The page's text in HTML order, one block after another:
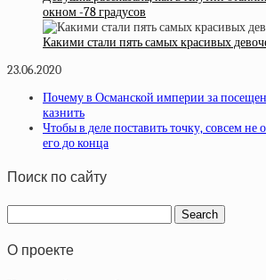
окном -78 градусов
Какими стали пять самых красивых
23.06.2020
Почему в Османской империи за
казнить
​​Чтобы в деле поставить точку, совсем не
его до конца
Поиск по сайту
О проекте